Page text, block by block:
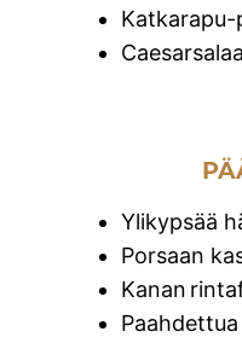
Katkarapu-
Ylikypsää
Porsaan
Kanan